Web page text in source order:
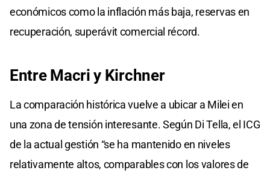
económicos como la inflación más baja, reservas en
recuperación, superávit comercial récord.
Entre Macri y Kirchner
La comparación histórica vuelve a ubicar a Milei en
una zona de tensión interesante. Según Di Tella, el ICG
de la actual gestión “se ha mantenido en niveles
relativamente altos, comparables con los valores de